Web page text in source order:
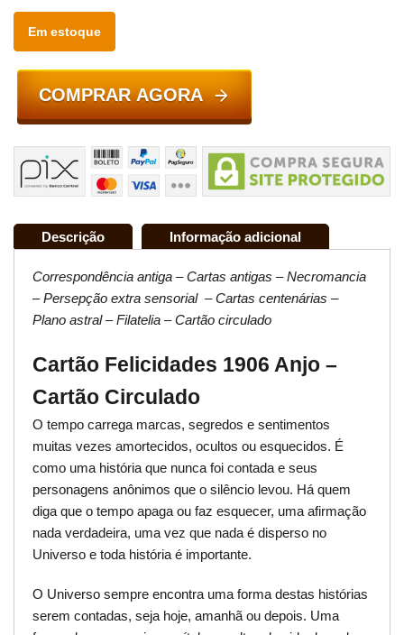
Em estoque
COMPRAR AGORA
Descrição Informação adicional
Correspondência antiga – Cartas antigas – Necromancia
– Persepção extra sensorial – Cartas centenárias –
Plano astral – Filatelia – Cartão circulado
Cartão Felicidades 1906 Anjo –
Cartão Circulado
O tempo carrega marcas, segredos e sentimentos
muitas vezes amortecidos, ocultos ou esquecidos. É
como uma história que nunca foi contada e seus
personagens anônimos que o silêncio levou. Há quem
diga que o tempo apaga ou faz esquecer, uma afirmação
nada verdadeira, uma vez que nada é disperso no
Universo e toda história é importante.
O Universo sempre encontra uma forma destas histórias
serem contadas, seja hoje, amanhã ou depois. Uma